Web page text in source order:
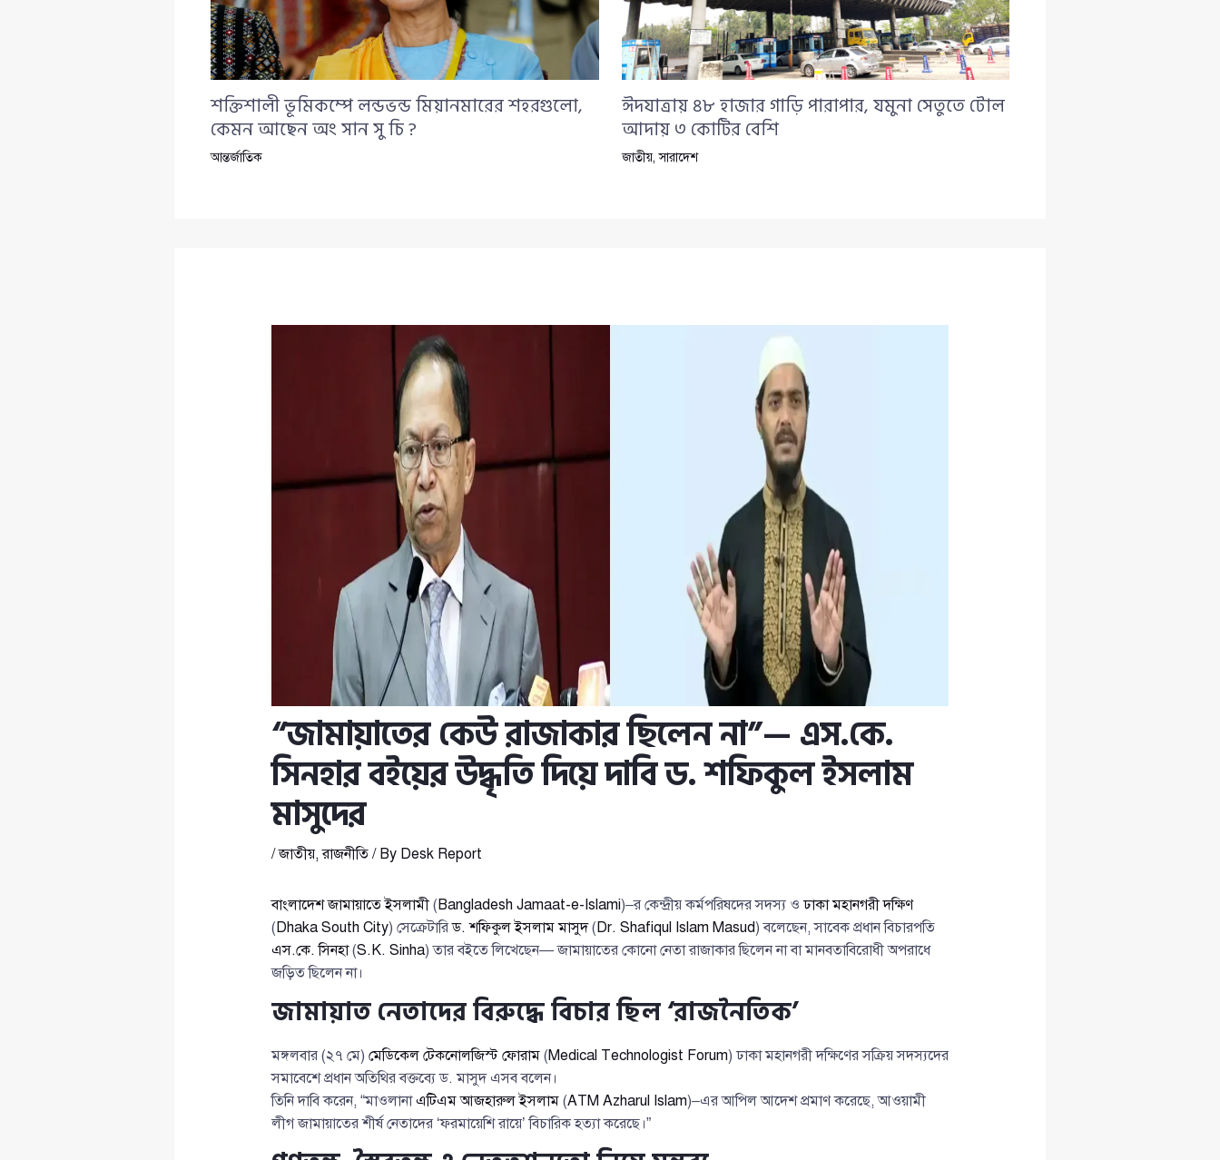
শক্তিশালী ভূমিকম্পে লন্ডভন্ড মিয়ানমারের শহরগুলো,
কেমন আছেন অং সান সু চি ?
আন্তর্জাতিক
ঈদযাত্রায় ৪৮ হাজার গাড়ি পারাপার, যমুনা সেতুতে টোল
আদায় ৩ কোটির বেশি
জাতীয়,সারাদেশ
“জামায়াতের কেউ রাজাকার ছিলেন না”— এস.কে.
সিনহার বইয়ের উদ্ধৃতি দিয়ে দাবি ড. শফিকুল ইসলাম
মাসুদের
/জাতীয়,রাজনীতি/ By Desk Report
বাংলাদেশ জামায়াতে ইসলামী(Bangladesh Jamaat-e-Islami)–র কেন্দ্রীয় কর্মপরিষদের সদস্য ওঢাকা মহানগরী দক্ষিণ
(Dhaka South City) সেক্রেটারিড. শফিকুল ইসলাম মাসুদ(Dr. Shafiqul Islam Masud) বলেছেন, সাবেক প্রধান বিচারপতি
এস.কে. সিনহা(S.K. Sinha) তার বইতে লিখেছেন— জামায়াতের কোনো নেতা রাজাকার ছিলেন না বা মানবতাবিরোধী অপরাধে
জড়িত ছিলেন না।
জামায়াত নেতাদের বিরুদ্ধে বিচার ছিল ‘রাজনৈতিক’
মঙ্গলবার (২৭ মে) মেডিকেল টেকনোলজিস্ট ফোরাম(Medical Technologist Forum) ঢাকা মহানগরী দক্ষিণের সক্রিয় সদস্যদের
সমাবেশে প্রধান অতিথির বক্তব্যে ড. মাসুদ এসব বলেন।
তিনি দাবি করেন, “মাওলানাএটিএম আজহারুল ইসলাম(ATM Azharul Islam)–এর আপিল আদেশ প্রমাণ করেছে, আওয়ামী
লীগ জামায়াতের শীর্ষ নেতাদের ‘ফরমায়েশি রায়ে’ বিচারিক হত্যা করেছে।”